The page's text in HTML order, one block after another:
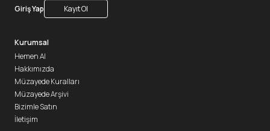
Giriş Yap Kayıt Ol
Kurumsal
Hemen Al
Hakkımızda
Müzayede Kuralları
Müzayede Arşivi
Bizimle Satın
İletişim